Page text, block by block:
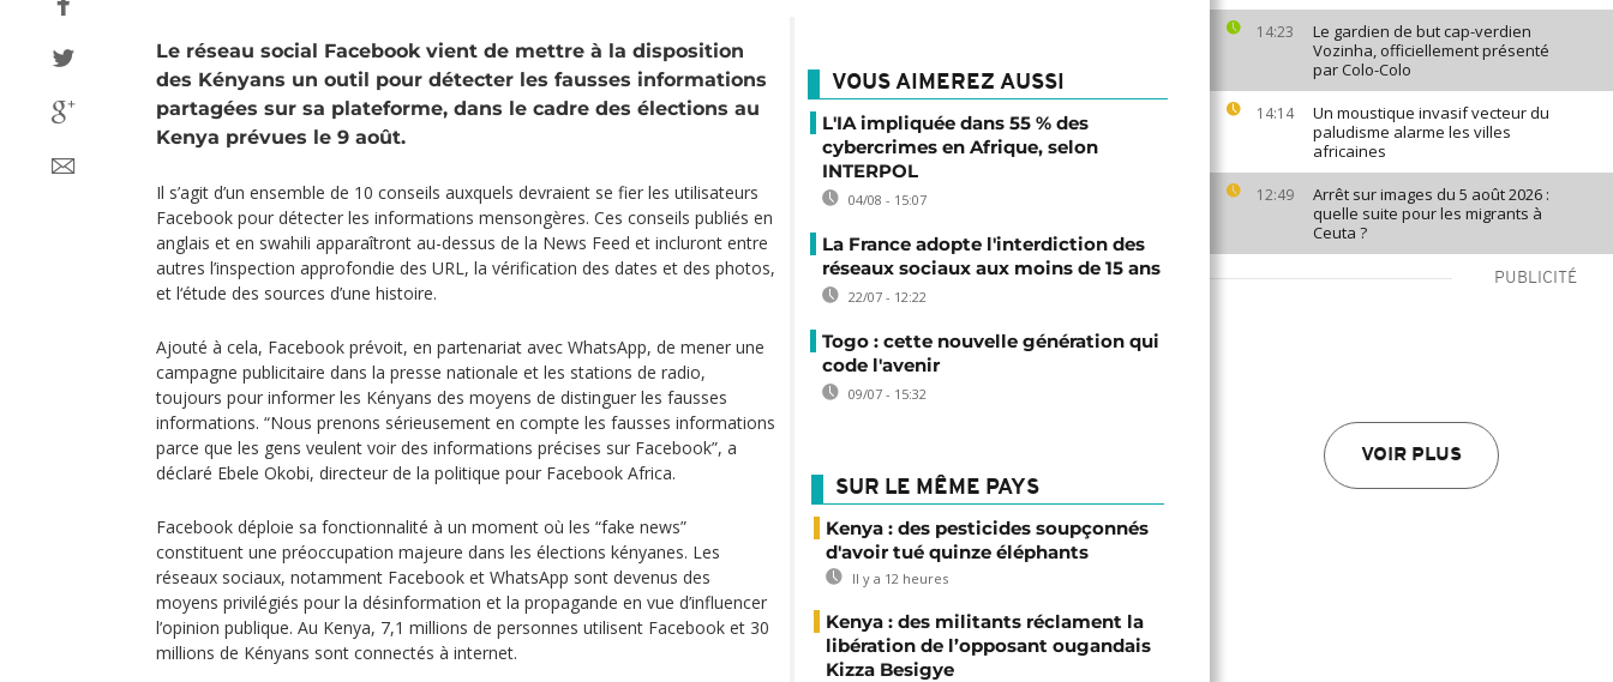
14:23
Le gardien de but cap-verdien
Vozinha, officiellement présenté
par Colo-Colo
14:14
Un moustique invasif vecteur du
paludisme alarme les villes
africaines
12:49
Arrêt sur images du 5 août 2026 :
quelle suite pour les migrants à
Ceuta ?
PUBLICITÉ
VOIR PLUS
Le réseau social Facebook vient de mettre à la disposition
des Kényans un outil pour détecter les fausses informations
partagées sur sa plateforme, dans le cadre des élections au
Kenya prévues le 9 août.
Il s’agit d’un ensemble de 10 conseils auxquels devraient se fier les utilisateurs
Facebook pour détecter les informations mensongères. Ces conseils publiés en
anglais et en swahili apparaîtront au-dessus de la News Feed et incluront entre
autres l’inspection approfondie des URL, la vérification des dates et des photos,
et l‘étude des sources d’une histoire.
Ajouté à cela, Facebook prévoit, en partenariat avec WhatsApp, de mener une
campagne publicitaire dans la presse nationale et les stations de radio,
toujours pour informer les Kényans des moyens de distinguer les fausses
informations. “Nous prenons sérieusement en compte les fausses informations
parce que les gens veulent voir des informations précises sur Facebook”, a
déclaré Ebele Okobi, directeur de la politique pour Facebook Africa.
Facebook déploie sa fonctionnalité à un moment où les “fake news”
constituent une préoccupation majeure dans les élections kényanes. Les
réseaux sociaux, notamment Facebook et WhatsApp sont devenus des
moyens privilégiés pour la désinformation et la propagande en vue d’influencer
l’opinion publique. Au Kenya, 7,1 millions de personnes utilisent Facebook et 30
millions de Kényans sont connectés à internet.
VOUS AIMEREZ AUSSI
L'IA impliquée dans 55 % des
cybercrimes en Afrique, selon
INTERPOL
04/08 - 15:07
La France adopte l'interdiction des
réseaux sociaux aux moins de 15 ans
22/07 - 12:22
Togo : cette nouvelle génération qui
code l'avenir
09/07 - 15:32
SUR LE MÊME PAYS
Kenya : des pesticides soupçonnés
d'avoir tué quinze éléphants
Il y a 12 heures
Kenya : des militants réclament la
libération de l’opposant ougandais
Kizza Besigye